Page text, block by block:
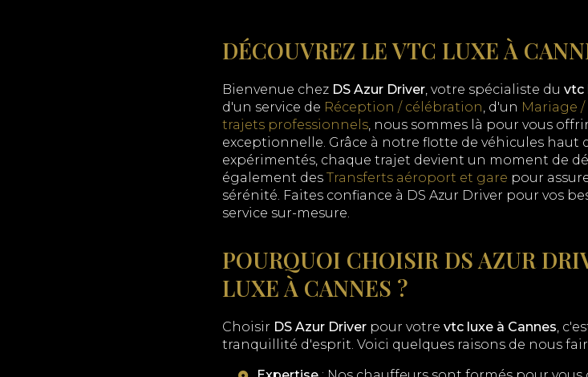
DÉCOUVREZ LE VTC LUXE À
Bienvenue chez DS Azur Driver, votre spécialiste du vtc
d'un service de Réception / célébration, d'un Mariage
trajets professionnels, nous sommes là pour vous
exceptionnelle. Grâce à notre flotte de véhicules haut
expérimentés, chaque trajet devient un moment de
également des Transferts aéroport et gare pour
sérénité. Faites confiance à DS Azur Driver pour vos
service sur-mesure.
POURQUOI CHOISIR DS AZUR
LUXE À CANNES ?
Choisir DS Azur Driver pour votre vtc luxe à Cannes,
tranquillité d'esprit. Voici quelques raisons de nous